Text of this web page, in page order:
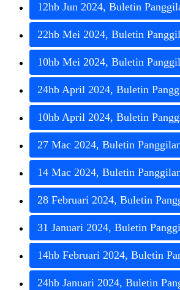
12hb Jun 2024, Buletin
22hb Mei 2024, Buletin
10hb Mei 2024, Buletin
24hb April 2024, Buletin
10hb April 2024, Buletin
27 Mac 2024, Buletin
14 Mac 2024, Buletin
28 Februari 2024, Buletin
31 Januari 2024, Buletin
14hb Februari 2024, Buletin
24hb Januari 2024, Buletin